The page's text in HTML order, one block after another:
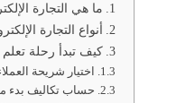
ما هي التجارة
أنواع التجارة
كيف تبدأ رحلة تعلم
اختيار شريحة
حساب تكاليف بدء